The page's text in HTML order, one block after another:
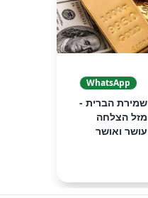
WhatsApp
שמירת הברית -
מזל הצלחה
עושר ואושר